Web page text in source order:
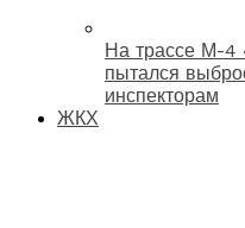
На трассе М-4
пытался
инспекторам
ЖКХ